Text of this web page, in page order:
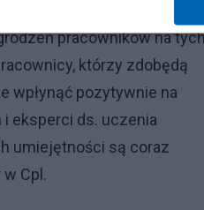
stanowiska mogą ulec
pracowników na
którzy zdobędą
wpłynąć pozytywnie na
eksperci ds. uczenia
umiejętności są coraz
Cpl.